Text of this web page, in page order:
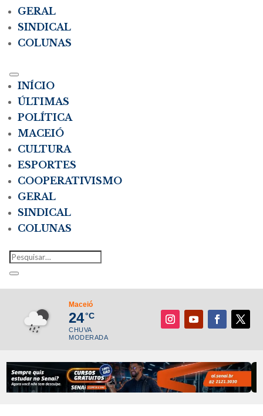
GERAL
SINDICAL
COLUNAS
INÍCIO
ÚLTIMAS
POLÍTICA
MACEIÓ
CULTURA
ESPORTES
COOPERATIVISMO
GERAL
SINDICAL
COLUNAS
Maceió
24°C
CHUVA
MODERADA